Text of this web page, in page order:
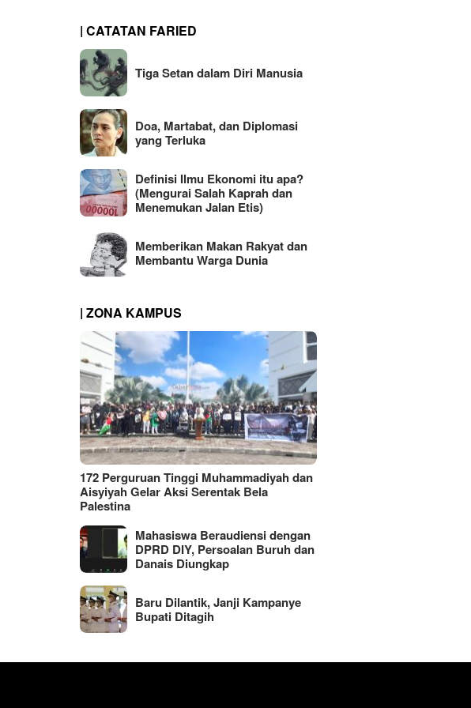
| CATATAN FARIED
Tiga Setan dalam Diri Manusia
Doa, Martabat, dan Diplomasi
yang Terluka
Definisi Ilmu Ekonomi itu apa?
(Mengurai Salah Kaprah dan
Menemukan Jalan Etis)
Memberikan Makan Rakyat dan
Membantu Warga Dunia
| ZONA KAMPUS
172 Perguruan Tinggi Muhammadiyah dan
Aisyiyah Gelar Aksi Serentak Bela
Palestina
Mahasiswa Beraudiensi dengan
DPRD DIY, Persoalan Buruh dan
Danais Diungkap
Baru Dilantik, Janji Kampanye
Bupati Ditagih